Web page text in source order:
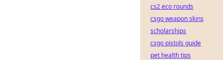
cs2 eco rounds
csgo weapon skins
scholarships
csgo pistols guide
pet health tips